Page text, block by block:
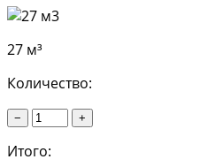
27 м³
Количество:
− +
Итого: